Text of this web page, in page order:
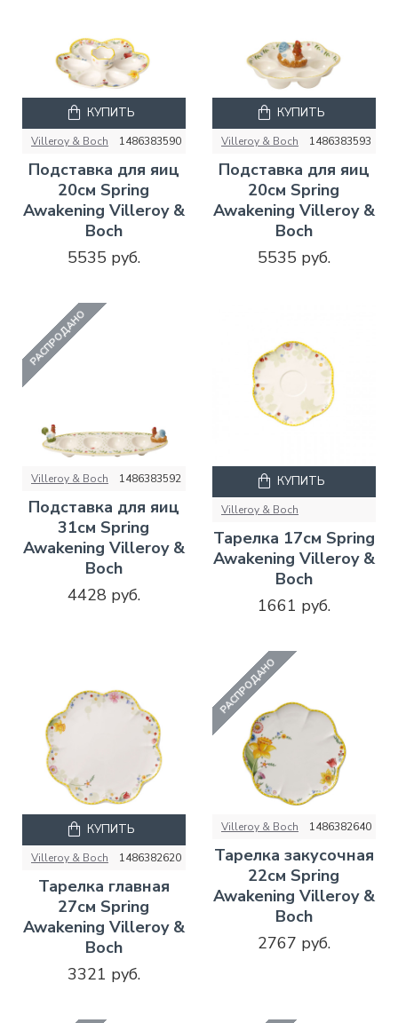
Villeroy & Boch 1486383590
Подставка для яиц
20см Spring
Awakening Villeroy &
Boch
5535 руб.
КУПИТЬ
Villeroy & Boch 1486383593
Подставка для яиц
20см Spring
Awakening Villeroy &
Boch
5535 руб.
КУПИТЬ
РАСПРОДАНО
Villeroy & Boch 1486383592
Подставка для яиц
31см Spring
Awakening Villeroy &
Boch
4428 руб.
Villeroy & Boch
Тарелка 17см Spring
Awakening Villeroy &
Boch
1661 руб.
КУПИТЬ
Villeroy & Boch 1486382620
Тарелка главная
27см Spring
Awakening Villeroy &
Boch
3321 руб.
КУПИТЬ
РАСПРОДАНО
Villeroy & Boch 1486382640
Тарелка закусочная
22см Spring
Awakening Villeroy &
Boch
2767 руб.